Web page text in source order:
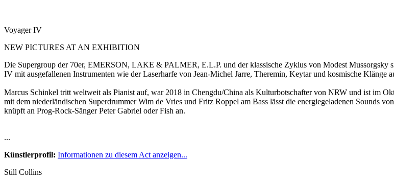
Voyager IV
NEW PICTURES AT AN EXHIBITION
Die Supergroup der 70er, EMERSON, LAKE & PALMER, E.L.P. und der klassische Zyklus von Modest
IV mit ausgefallenen Instrumenten wie der Laserharfe von Jean-Michel Jarre, Theremin, Keytar und kosmische Klänge
Marcus Schinkel tritt weltweit als Pianist auf, war 2018 in Chengdu/China als Kulturbotschafter von NRW und ist im
mit dem niederländischen Superdrummer Wim de Vries und Fritz Roppel am Bass lässt die energiegeladenen Sounds
knüpft an Prog-Rock-Sänger Peter Gabriel oder Fish an.
...
Künstlerprofil: Informationen zu diesem Act anzeigen...
Still Collins